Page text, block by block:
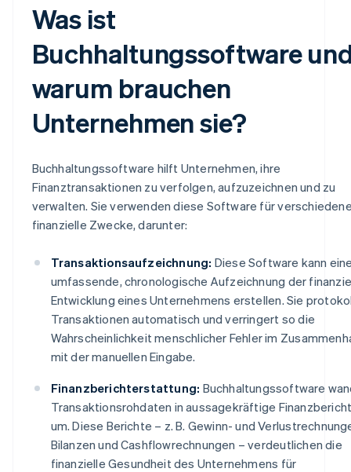
Was ist
Buchhaltungssoftware
warum brauchen
Unternehmen sie?
Buchhaltungssoftware hilft Unternehmen, ihre
Finanztransaktionen zu verfolgen, aufzuzeichnen und zu
verwalten. Sie verwenden diese Software für
finanzielle Zwecke, darunter:
Transaktionsaufzeichnung: Diese Software kann
umfassende, chronologische Aufzeichnung der
Entwicklung eines Unternehmens erstellen. Sie
Transaktionen automatisch und verringert so die
Wahrscheinlichkeit menschlicher Fehler im
mit der manuellen Eingabe.
Finanzberichterstattung: Buchhaltungssoftware
Transaktionsrohdaten in aussagekräftige
um. Diese Berichte – z. B. Gewinn- und
Bilanzen und Cashflowrechnungen – verdeutlichen die
finanzielle Gesundheit des Unternehmens für